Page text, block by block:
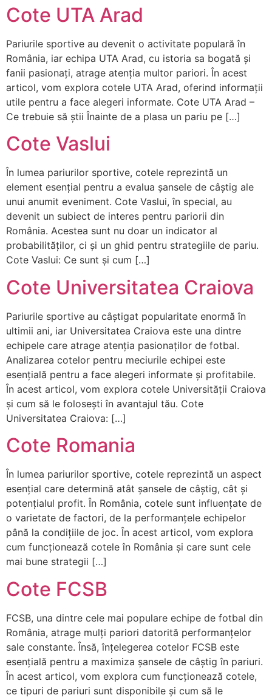
Cote UTA Arad
Pariurile sportive au devenit o activitate populară în
România, iar echipa UTA Arad, cu istoria sa bogată și
fanii pasionați, atrage atenția multor pariori. În acest
articol, vom explora cotele UTA Arad, oferind informații
utile pentru a face alegeri informate. Cote UTA Arad –
Ce trebuie să știi Înainte de a plasa un pariu pe […]
Cote Vaslui
În lumea pariurilor sportive, cotele reprezintă un
element esențial pentru a evalua șansele de câștig ale
unui anumit eveniment. Cote Vaslui, în special, au
devenit un subiect de interes pentru pariorii din
România. Acestea sunt nu doar un indicator al
probabilităților, ci și un ghid pentru strategiile de pariu.
Cote Vaslui: Ce sunt și cum […]
Cote Universitatea Craiova
Pariurile sportive au câștigat popularitate enormă în
ultimii ani, iar Universitatea Craiova este una dintre
echipele care atrage atenția pasionaților de fotbal.
Analizarea cotelor pentru meciurile echipei este
esențială pentru a face alegeri informate și profitabile.
În acest articol, vom explora cotele Universității Craiova
și cum să le folosești în avantajul tău. Cote
Universitatea Craiova: […]
Cote Romania
În lumea pariurilor sportive, cotele reprezintă un aspect
esențial care determină atât șansele de câștig, cât și
potențialul profit. În România, cotele sunt influențate de
o varietate de factori, de la performanțele echipelor
până la condițiile de joc. În acest articol, vom explora
cum funcționează cotele în România și care sunt cele
mai bune strategii […]
Cote FCSB
FCSB, una dintre cele mai populare echipe de fotbal din
România, atrage mulți pariori datorită performanțelor
sale constante. Însă, înțelegerea cotelor FCSB este
esențială pentru a maximiza șansele de câștig în pariuri.
În acest articol, vom explora cum funcționează cotele,
ce tipuri de pariuri sunt disponibile și cum să le